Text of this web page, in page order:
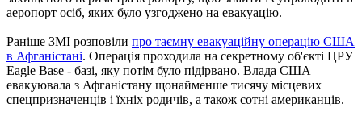
аеропорт осіб, яких було узгоджено на евакуацію.
Раніше ЗМІ розповіли про таємну евакуаційну операцію США
в Афганістані. Операція проходила на секретному об'єкті ЦРУ
Eagle Base - базі, яку потім було підірвано. Влада США
евакуювала з Афганістану щонайменше тисячу місцевих
спецпризначенців і їхніх родичів, а також сотні американців.